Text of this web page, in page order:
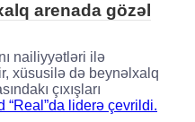
arenada gözəl
nailiyyətləri ilə
xüsusilə də beynəlxalq
çıxışları